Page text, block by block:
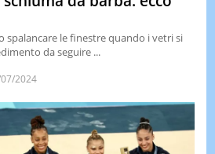
spalancare le finestre quando i vetri si
da seguire ...
2024